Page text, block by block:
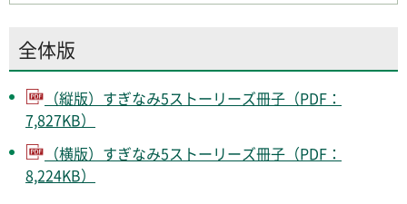
全体版
（縦版）すぎなみ5ストーリーズ冊子（PDF：
7,827KB）
（横版）すぎなみ5ストーリーズ冊子（PDF：
8,224KB）